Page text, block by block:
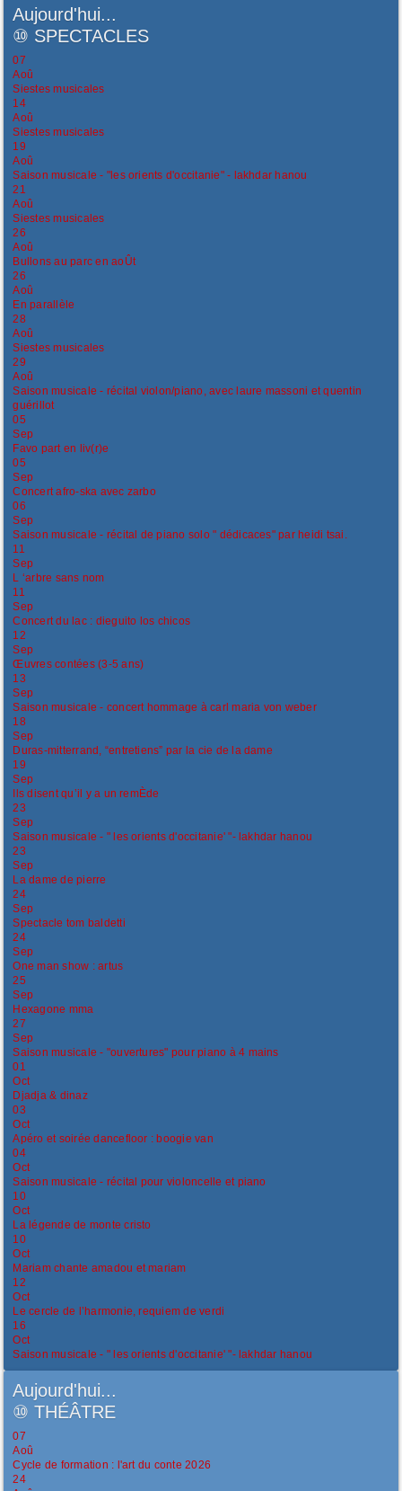
Aujourd'hui...
⑩ SPECTACLES
07
Aoû
Siestes musicales
14
Aoû
Siestes musicales
19
Aoû
Saison musicale - "les orients d'occitanie" - lakhdar hanou
21
Aoû
Siestes musicales
26
Aoû
Bullons au parc en aoÛt
26
Aoû
En parallèle
28
Aoû
Siestes musicales
29
Aoû
Saison musicale - récital violon/piano, avec laure massoni et quentin
guérillot
05
Sep
Favo part en liv(r)e
05
Sep
Concert afro-ska avec zarbo
06
Sep
Saison musicale - récital de piano solo " dédicaces" par heidi tsai.
11
Sep
L ‘arbre sans nom
11
Sep
Concert du lac : dieguito los chicos
12
Sep
Œuvres contées (3-5 ans)
13
Sep
Saison musicale - concert hommage à carl maria von weber
18
Sep
Duras-mitterrand, “entretiens” par la cie de la dame
19
Sep
Ils disent qu’il y a un remÈde
23
Sep
Saison musicale - " les orients d'occitanie' "- lakhdar hanou
23
Sep
La dame de pierre
24
Sep
Spectacle tom baldetti
24
Sep
One man show : artus
25
Sep
Hexagone mma
27
Sep
Saison musicale - "ouvertures" pour piano à 4 mains
01
Oct
Djadja & dinaz
03
Oct
Apéro et soirée dancefloor : boogie van
04
Oct
Saison musicale - récital pour violoncelle et piano
10
Oct
La légende de monte cristo
10
Oct
Mariam chante amadou et mariam
12
Oct
Le cercle de l’harmonie, requiem de verdi
16
Oct
Saison musicale - " les orients d'occitanie' "- lakhdar hanou
Aujourd'hui...
⑩THÉÂTRE
07
Aoû
Cycle de formation : l'art du conte 2026
24